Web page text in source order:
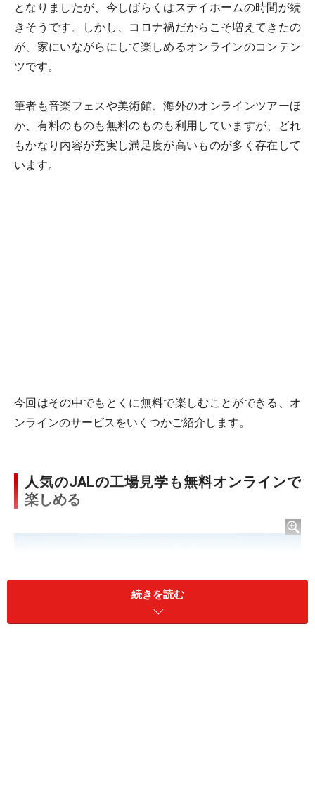
となりましたが、今しばらくはステイホームの時間が続
きそうです。しかし、コロナ禍だからこそ増えてきたの
が、家にいながらにして楽しめるオンラインのコンテン
ツです。
筆者も音楽フェスや美術館、海外のオンラインツアーほ
か、有料のものも無料のものも利用していますが、どれ
もかなり内容が充実し満足度が高いものが多く存在して
います。
今回はその中でもとくに無料で楽しむことができる、オ
ンラインのサービスをいくつかご紹介します。
人気のJALの工場見学も無料オンラインで
楽しめる
続きを読む